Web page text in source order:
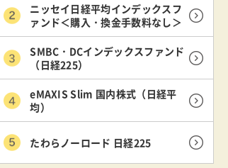
ニッセイ日経平均インデックスフ
ァンド＜購入・換金手数料なし＞
SMBC・DCインデックスファンド
（日経225）
eMAXIS Slim 国内株式（日経平
均）
たわらノーロード 日経225